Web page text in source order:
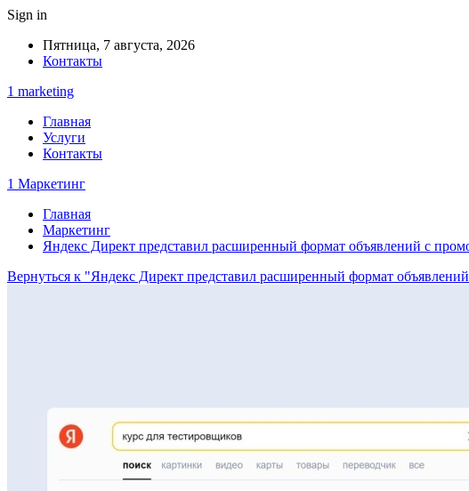
Sign in
Пятница, 7 августа, 2026
Контакты
1 marketing
Главная
Услуги
Контакты
1 Маркетинг
Главная
Маркетинг
Яндекс Директ представил расширенный формат объявлений с
Вернуться к "Яндекс Директ представил расширенный формат